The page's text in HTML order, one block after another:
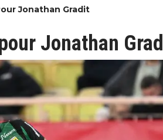
Jonathan Gradit
Jonathan